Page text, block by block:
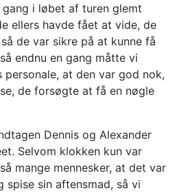
i løbet af turen glemt
ellers havde fået at vide, de
de var sikre på at kunne få
endnu en gang måtte vi
at den var god nok,
de forsøgte at få en nøgle
Dennis og Alexander
Selvom klokken kun var
mange mennesker, at det var
spise sin aftensmad, så vi